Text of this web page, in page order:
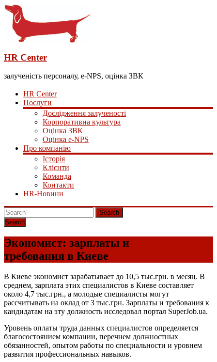
HR Center
залученість персоналу, e-NPS, оцінка ЗВК
HR Center
Послуги
Дослідження залученості
Корпоративна культура
Оцінка ЗВК
Оцінка e-NPS
Про компанію
Історія
Клієнти
Команда
Контакти
HR-Новини
Search
Экономист: зарплаты и
требования в Киеве
В Киеве экономист зарабатывает до 10,5 тыс.грн. в месяц. В
среднем, зарплата этих специалистов в Киеве составляет
около 4,7 тыс.грн., а молодые специалисты могут
рассчитывать на оклад от 3 тыс.грн. Зарплаты и требования к
кандидатам на эту должность исследовал портал SuperJob.ua.
Уровень оплаты труда данных специалистов определяется
благосостоянием компании, перечнем должностных
обязанностей, опытом работы по специальности и уровнем
развития профессиональных навыков.